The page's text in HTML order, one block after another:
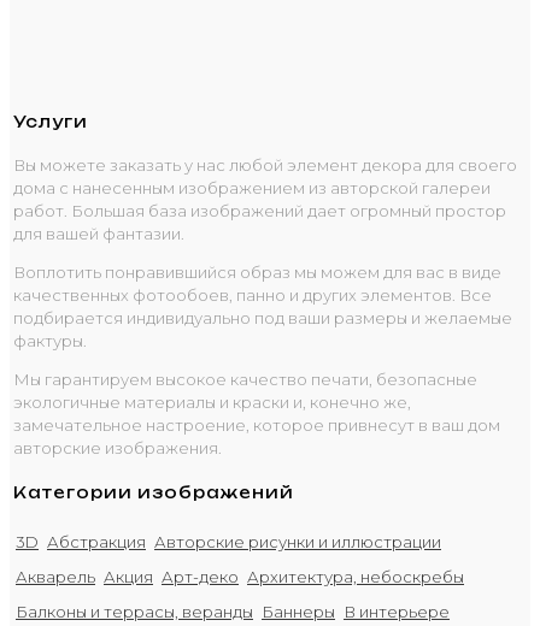
Услуги
Вы можете заказать у нас любой элемент декора для своего
дома с нанесенным изображением из авторской галереи
работ. Большая база изображений дает огромный простор
для вашей фантазии.
Воплотить понравившийся образ мы можем для вас в виде
качественных фотообоев, панно и других элементов. Все
подбирается индивидуально под ваши размеры и желаемые
фактуры.
Мы гарантируем высокое качество печати, безопасные
экологичные материалы и краски и, конечно же,
замечательное настроение, которое привнесут в ваш дом
авторские изображения.
Категории изображений
3D Абстракция Авторские рисунки и иллюстрации
Акварель Акция Арт-деко Архитектура, небоскребы
Балконы и террасы, веранды
Баннеры
В интерьере